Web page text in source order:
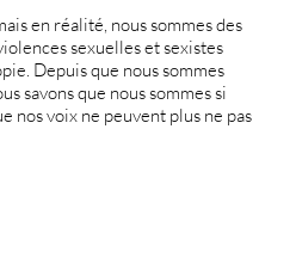
en réalité, nous sommes des
sexuelles et sexistes
Depuis que nous sommes
savons que nous sommes si
nos voix ne peuvent plus ne pas